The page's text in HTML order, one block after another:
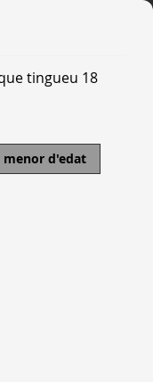
tingueu 18
menor d'edat